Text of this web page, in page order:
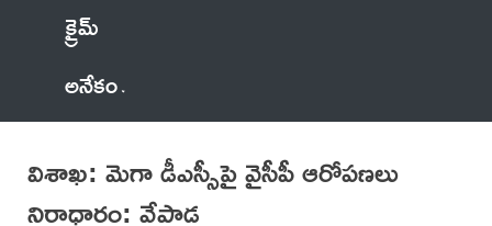
క్రైమ్
అనేకం
విశాఖ: మెగా డీఎస్సీపై వైసీపీ ఆరోపణలు
నిరాధారం: వేపాడ